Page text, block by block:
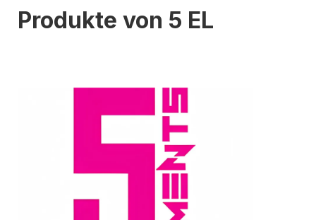
Produkte von 5 EL